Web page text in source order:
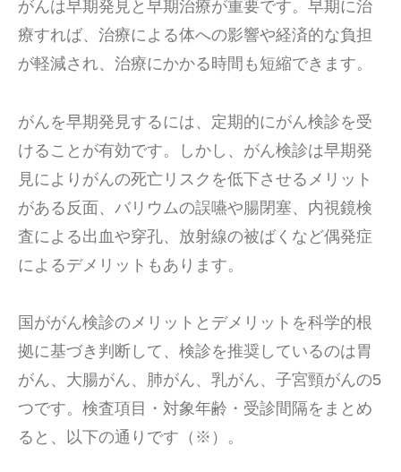
がんは早期発見と早期治療が重要です。早期に治
療すれば、治療による体への影響や経済的な負担
が軽減され、治療にかかる時間も短縮できます。
がんを早期発見するには、定期的にがん検診を受
けることが有効です。しかし、がん検診は早期発
見によりがんの死亡リスクを低下させるメリット
がある反面、バリウムの誤嚥や腸閉塞、内視鏡検
査による出血や穿孔、放射線の被ばくなど偶発症
によるデメリットもあります。
国ががん検診のメリットとデメリットを科学的根
拠に基づき判断して、検診を推奨しているのは胃
がん、大腸がん、肺がん、乳がん、子宮頸がんの5
つです。検査項目・対象年齢・受診間隔をまとめ
ると、以下の通りです（※）。